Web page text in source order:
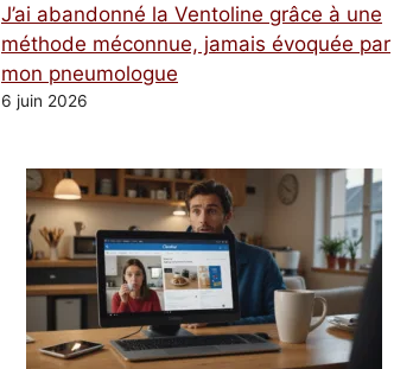
J’ai abandonné la Ventoline grâce à une
méthode méconnue, jamais évoquée par
mon pneumologue
6 juin 2026